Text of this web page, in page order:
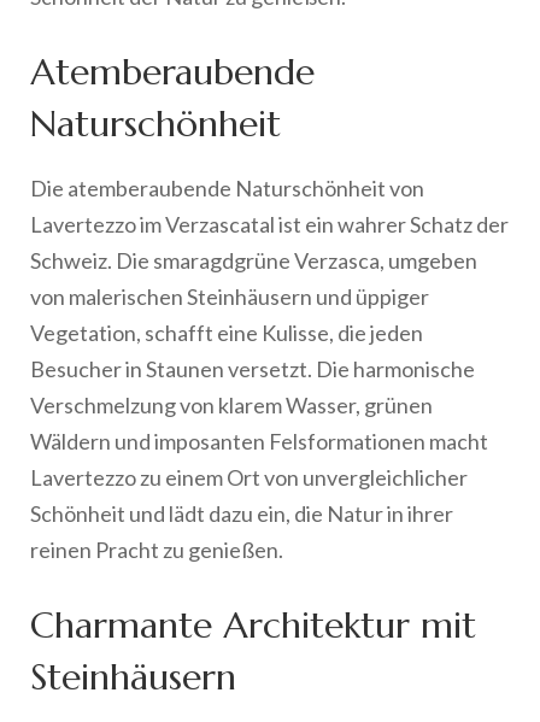
Atemberaubende
Naturschönheit
Die atemberaubende Naturschönheit von
Lavertezzo im Verzascatal ist ein wahrer Schatz der
Schweiz. Die smaragdgrüne Verzasca, umgeben
von malerischen Steinhäusern und üppiger
Vegetation, schafft eine Kulisse, die jeden
Besucher in Staunen versetzt. Die harmonische
Verschmelzung von klarem Wasser, grünen
Wäldern und imposanten Felsformationen macht
Lavertezzo zu einem Ort von unvergleichlicher
Schönheit und lädt dazu ein, die Natur in ihrer
reinen Pracht zu genießen.
Charmante Architektur mit
Steinhäusern